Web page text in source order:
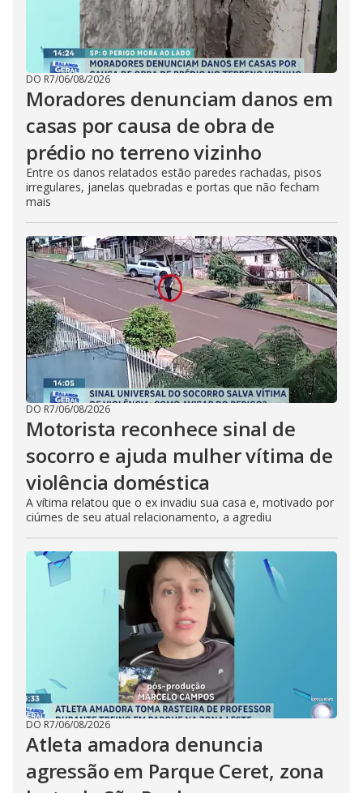
DO R7/06/08/2026
Moradores denunciam danos em
casas por causa de obra de
prédio no terreno vizinho
Entre os danos relatados estão paredes rachadas, pisos
irregulares, janelas quebradas e portas que não fecham
mais
DO R7/06/08/2026
Motorista reconhece sinal de
socorro e ajuda mulher vítima de
violência doméstica
A vítima relatou que o ex invadiu sua casa e, motivado por
ciúmes de seu atual relacionamento, a agrediu
DO R7/06/08/2026
Atleta amadora denuncia
agressão em Parque Ceret, zona